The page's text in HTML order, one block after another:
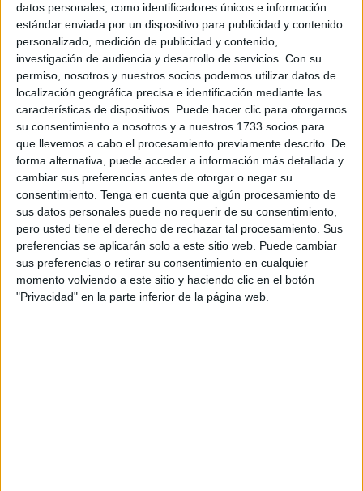
datos personales, como identificadores únicos e información
estándar enviada por un dispositivo para publicidad y contenido
personalizado, medición de publicidad y contenido,
investigación de audiencia y desarrollo de servicios. Con su
permiso, nosotros y nuestros socios podemos utilizar datos de
localización geográfica precisa e identificación mediante las
características de dispositivos. Puede hacer clic para otorgarnos
su consentimiento a nosotros y a nuestros 1733 socios para
que llevemos a cabo el procesamiento previamente descrito. De
forma alternativa, puede acceder a información más detallada y
cambiar sus preferencias antes de otorgar o negar su
consentimiento. Tenga en cuenta que algún procesamiento de
sus datos personales puede no requerir de su consentimiento,
pero usted tiene el derecho de rechazar tal procesamiento. Sus
preferencias se aplicarán solo a este sitio web. Puede cambiar
sus preferencias o retirar su consentimiento en cualquier
momento volviendo a este sitio y haciendo clic en el botón
"Privacidad" en la parte inferior de la página web.
Erasmus+. Durante esta semana ha recibido la visita de
los demás grupos integrantes de su proyecto después de
que en noviembre las profesoras María José Casillas,
Astrid Weitz y Patricia Pérez, coordinadora y participantes
en el proyecto, giraron visita a Estonia en una primera
fase.
En esta ocasión el instituto ha acogido a cuatro grupos
procedentes de Portugal, Turquía, Estonia y Polonia
compuestos por 8 docentes que llegaron esta vez
acompañados por varios estudiantes de sus respectivos
países. Los 18 niños, con una edad comprendida entre los
11 y 15 años, se alojaron en un hotel del centro y
disfrutaron “de diversas actividades organizadas tanto por
el profesorado del centro como porServicios Turísticos”.